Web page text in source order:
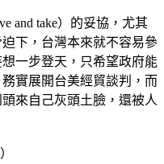
and take）的妥協，尤其
下，台灣本來就不容易參
一步登天，只希望政府能
實展開台美經貿談判，而
來自己灰頭土臉，還被人